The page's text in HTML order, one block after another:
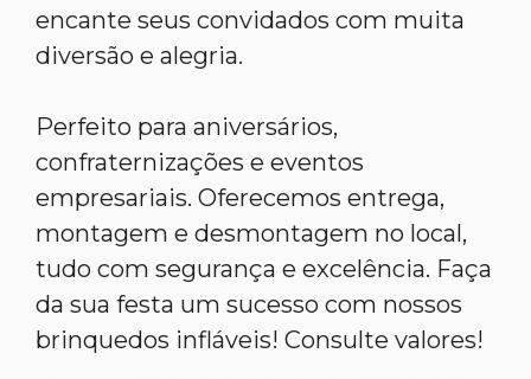
encante seus convidados com muita
diversão e alegria.
Perfeito para aniversários,
confraternizações e eventos
empresariais. Oferecemos entrega,
montagem e desmontagem no local,
tudo com segurança e excelência. Faça
da sua festa um sucesso com nossos
brinquedos infláveis! Consulte valores!